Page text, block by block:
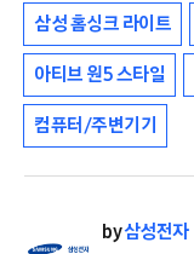
삼성 홈싱크 라이트
아티브 원5 스타일
컴퓨터/주변기기
by삼성전자